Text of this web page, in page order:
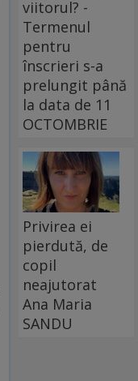
viitorul? -
Termenul
pentru
înscrieri s-a
prelungit până
la data de 11
OCTOMBRIE
Privirea ei
pierdută, de
copil
neajutorat
Ana Maria
SANDU